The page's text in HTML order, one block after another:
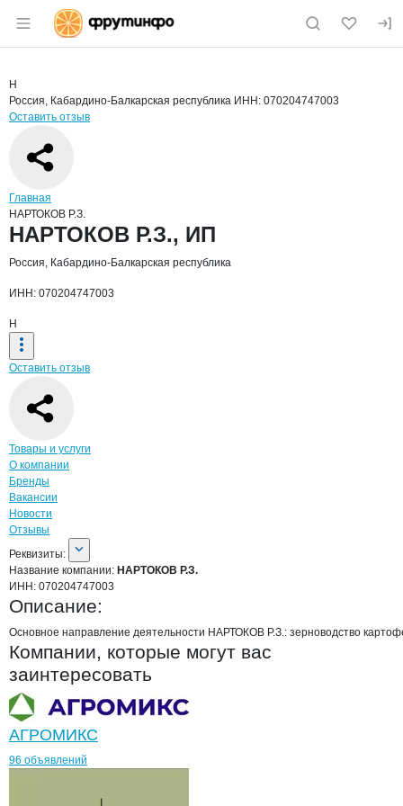
Раздел навигации по сайту fruitinfo.ru
Страница компании
Страница компании
Краткая информация о компании
Н
Россия, Кабардино-Балкарская республика ИНН: 070204747003
Оставить отзыв
Навигация по сайту
Главная
НАРТОКОВ Р.З.
Основная информация о компании
НАРТОКОВ Р.З., ИП
Россия, Кабардино-Балкарская республика
ИНН: 070204747003
Н
Оставить отзыв
Навигация по странице
Товары и услуги
О компании
Бренды
Вакансии
Новости
Отзывы
О компании
Реквизиты
Реквизиты:
Название компании: НАРТОКОВ Р.З.
ИНН: 070204747003
Описание:
Основное направление деятельности НАРТОКОВ Р.З.: зерноводство
Компании, которые могут вас
заинтересовать
АГРОМИКС
96 объявлений